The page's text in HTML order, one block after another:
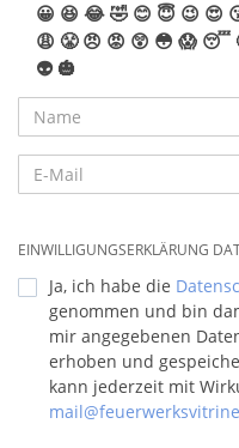
😀 😆 😂🤣 😊 😇 😉 😍
😩 😤 😠 😡 😲 😳 😱 😴
👽 🎃
EINWILLIGUNGSERKLÄRUNG
Ja, ich habe die
genommen und bin
mir angegebenen
erhoben und
kann jederzeit mit